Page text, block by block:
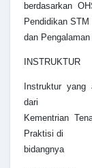
berdasarkan
Pendidikan STM
dan
INSTRUKTUR
Instruktur yang
dari
Kementrian
Praktisi di
bidangnya